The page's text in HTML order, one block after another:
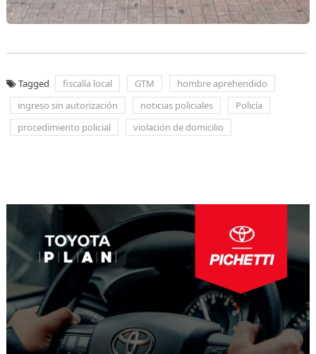
Tagged fiscalía local GTM
hombre aprehendido
ingreso sin autorización
noticias policiales
Policía
procedimiento policial
violación de domicilio
entradas